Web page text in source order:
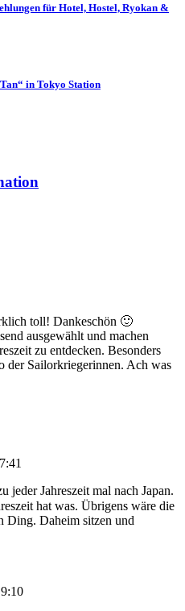
für Hotel, Hostel, Ryokan &
in Tokyo Station
toll! Dankeschön 🙂
ausgewählt und machen
zu entdecken. Besonders
der Sailorkriegerinnen. Ach was
jeder Jahreszeit mal nach Japan.
hat was. Übrigens wäre die
Ding. Daheim sitzen und